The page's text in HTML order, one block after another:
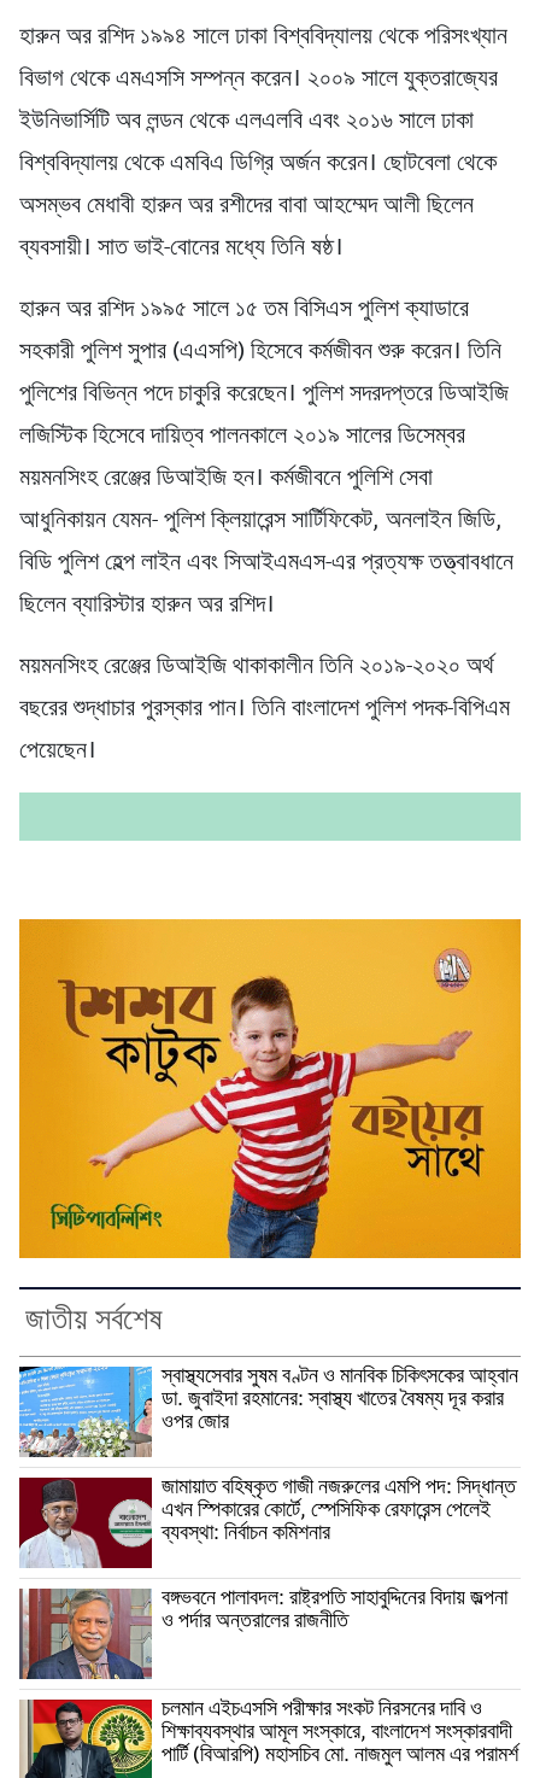
হারুন অর রশিদ ১৯৯৪ সালে ঢাকা বিশ্ববিদ্যালয় থেকে পরিসংখ্যান
বিভাগ থেকে এমএসসি সম্পন্ন করেন। ২০০৯ সালে যুক্তরাজ্যের
ইউনিভার্সিটি অব লন্ডন থেকে এলএলবি এবং ২০১৬ সালে ঢাকা
বিশ্ববিদ্যালয় থেকে এমবিএ ডিগ্রি অর্জন করেন। ছোটবেলা থেকে
অসম্ভব মেধাবী হারুন অর রশীদের বাবা আহম্মেদ আলী ছিলেন
ব্যবসায়ী। সাত ভাই-বোনের মধ্যে তিনি ষষ্ঠ।
হারুন অর রশিদ ১৯৯৫ সালে ১৫ তম বিসিএস পুলিশ ক্যাডারে
সহকারী পুলিশ সুপার (এএসপি) হিসেবে কর্মজীবন শুরু করেন। তিনি
পুলিশের বিভিন্ন পদে চাকুরি করেছেন। পুলিশ সদরদপ্তরে ডিআইজি
লজিস্টিক হিসেবে দায়িত্ব পালনকালে ২০১৯ সালের ডিসেম্বর
ময়মনসিংহ রেঞ্জের ডিআইজি হন। কর্মজীবনে পুলিশি সেবা
আধুনিকায়ন যেমন- পুলিশ ক্লিয়ারেন্স সার্টিফিকেট, অনলাইন জিডি,
বিডি পুলিশ হেল্প লাইন এবং সিআইএমএস-এর প্রত্যক্ষ তত্ত্বাবধানে
ছিলেন ব্যারিস্টার হারুন অর রশিদ।
ময়মনসিংহ রেঞ্জের ডিআইজি থাকাকালীন তিনি ২০১৯-২০২০ অর্থ
বছরের শুদ্ধাচার পুরস্কার পান। তিনি বাংলাদেশ পুলিশ পদক-বিপিএম
পেয়েছেন।
জাতীয় সর্বশেষ
স্বাস্থ্যসেবার সুষম বণ্টন ও মানবিক চিকিৎসকের আহ্বান
ডা. জুবাইদা রহমানের: স্বাস্থ্য খাতের বৈষম্য দূর করার
ওপর জোর
জামায়াত বহিষ্কৃত গাজী নজরুলের এমপি পদ: সিদ্ধান্ত
এখন স্পিকারের কোর্টে, স্পেসিফিক রেফারেন্স পেলেই
ব্যবস্থা: নির্বাচন কমিশনার
বঙ্গভবনে পালাবদল: রাষ্ট্রপতি সাহাবুদ্দিনের বিদায় জল্পনা
ও পর্দার অন্তরালের রাজনীতি
চলমান এইচএসসি পরীক্ষার সংকট নিরসনের দাবি ও
শিক্ষাব্যবস্থার আমূল সংস্কারে, বাংলাদেশ সংস্কারবাদী
পার্টি (বিআরপি) মহাসচিব মো. নাজমুল আলম এর পরামর্শ